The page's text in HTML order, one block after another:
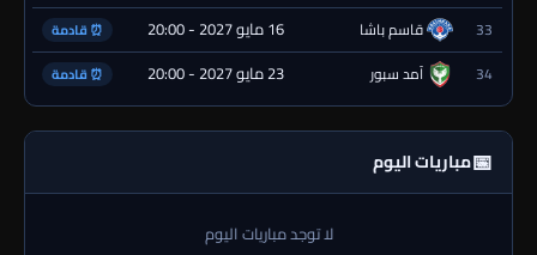
33 قاسم باشا 16 مايو 2027 - 20:00 ⏰ قادمة
34 آمد سبور 23 مايو 2027 - 20:00 ⏰ قادمة
📅مباريات اليوم
لا توجد مباريات اليوم